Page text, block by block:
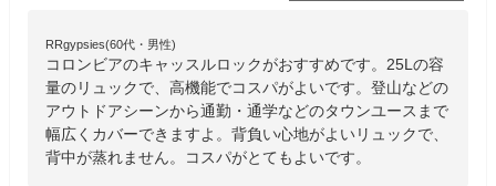
RRgypsies(60代・男性)
コロンビアのキャッスルロックがおすすめです。25Lの容
量のリュックで、高機能でコスパがよいです。登山などの
アウトドアシーンから通勤・通学などのタウンユースまで
幅広くカバーできますよ。背負い心地がよいリュックで、
背中が蒸れません。コスパがとてもよいです。